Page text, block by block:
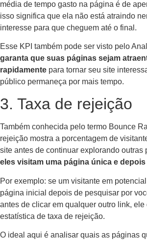
média de tempo gasto na página é de
isso significa que ela não está atraindo
interesse para que cheguem até o final.
Esse KPI também pode ser visto pelo
garanta que suas páginas sejam
rapidamente para tornar seu site
público permaneça por mais tempo.
3. Taxa de rejeição
Também conhecida pelo termo Bounce
rejeição mostra a porcentagem de
site antes de continuar explorando outras
eles visitam uma página única e depois
Por exemplo: se um visitante em
página inicial depois de pesquisar por
antes de clicar em qualquer outro link, ele
estatística de taxa de rejeição.
O ideal aqui é analisar quais as páginas